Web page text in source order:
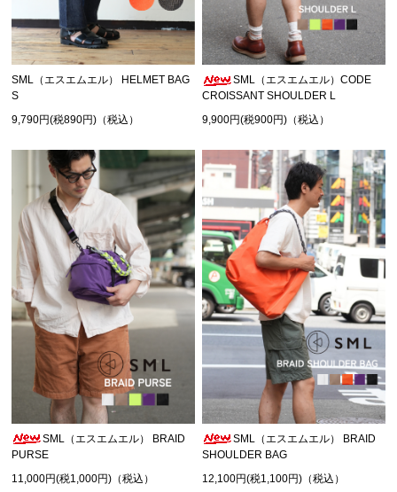
SML（エスエムエル） HELMET BAG
S
9,790円(税890円)（税込）
SML（エスエムエル）CODE
CROISSANT SHOULDER L
9,900円(税900円)（税込）
SML（エスエムエル） BRAID
PURSE
11,000円(税1,000円)（税込）
SML（エスエムエル） BRAID
SHOULDER BAG
12,100円(税1,100円)（税込）